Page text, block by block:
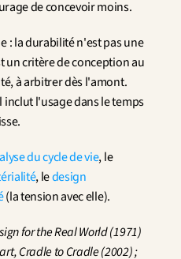
de concevoir moins.
: la durabilité n'est pas une
un critère de conception au
à arbitrer dès l'amont.
l'usage dans le temps
du cycle de vie
, le
, le design
(la tension avec elle).
for the Real World (1971)
Cradle to Cradle (2002) ;